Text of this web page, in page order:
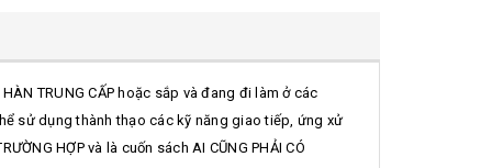
TRUNG CẤP hoặc sắp và đang đi làm ở các
sử dụng thành thạo các kỹ năng giao tiếp, ứng xử
HỢP và là cuốn sách AI CŨNG PHẢI CÓ